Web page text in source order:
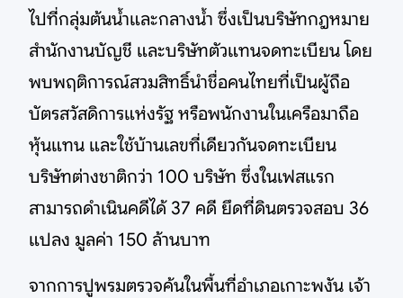
ไปที่กลุ่มต้นน้ำและกลางน้ำ ซึ่งเป็นบริษัทกฎหมาย
สำนักงานบัญชี และบริษัทตัวแทนจดทะเบียน โดย
พบพฤติการณ์สวมสิทธิ์นำชื่อคนไทยที่เป็นผู้ถือ
บัตรสวัสดิการแห่งรัฐ หรือพนักงานในเครือมาถือ
หุ้นแทน และใช้บ้านเลขที่เดียวกันจดทะเบียน
บริษัทต่างชาติกว่า 100 บริษัท ซึ่งในเฟสแรก
สามารถดำเนินคดีได้ 37 คดี ยึดที่ดินตรวจสอบ 36
แปลง มูลค่า 150 ล้านบาท
จากการปูพรมตรวจค้นในพื้นที่อำเภอเกาะพงัน เจ้า